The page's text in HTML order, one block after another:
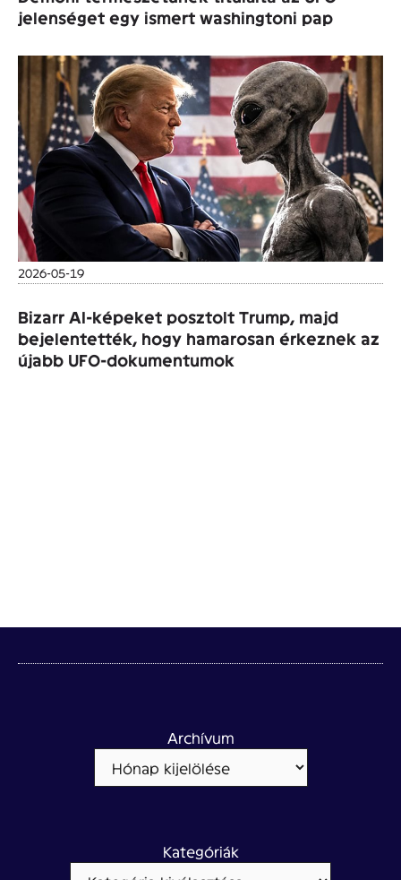
jelenséget egy ismert washingtoni pap
2026-05-19
Bizarr AI-képeket posztolt Trump, majd
bejelentették, hogy hamarosan érkeznek az
újabb UFO-dokumentumok
Archívum
Kategóriák